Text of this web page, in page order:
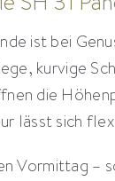
ist bei
kurvige
die
lässt sich
Vormittag –